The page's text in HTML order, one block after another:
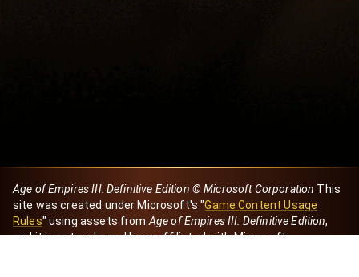
Age of Empires III: Definitive Edition © Microsoft Corporation This
site was created under Microsoft's "Game Content Usage
Rules" using assets from Age of Empires III: Definitive Edition,
and it is not endorsed by or affiliated with Microsoft.